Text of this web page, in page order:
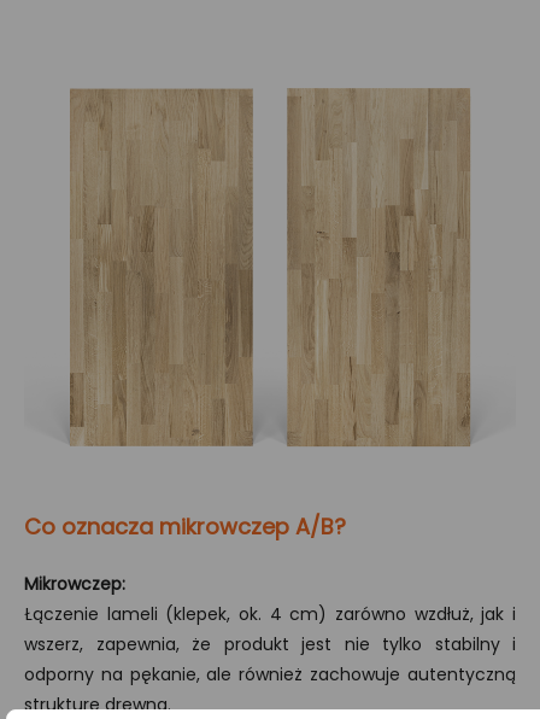
Co oznacza mikrowczep A/B?
Mikrowczep:
Łączenie lameli (klepek, ok. 4 cm) zarówno wzdłuż, jak i
wszerz, zapewnia, że produkt jest nie tylko stabilny i
odporny na pękanie, ale również zachowuje autentyczną
strukturę drewna.